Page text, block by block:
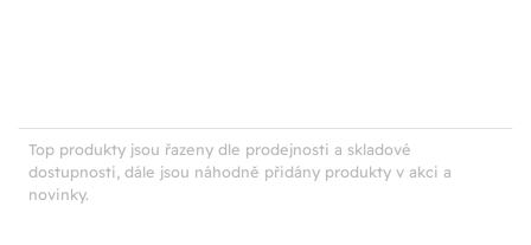
Top produkty jsou řazeny dle prodejnosti a skladové
dostupnosti, dále jsou náhodně přidány produkty v akci a
novinky.